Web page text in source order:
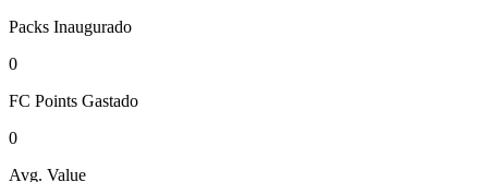
Packs Inaugurado
0
FC Points Gastado
0
Avg. Value